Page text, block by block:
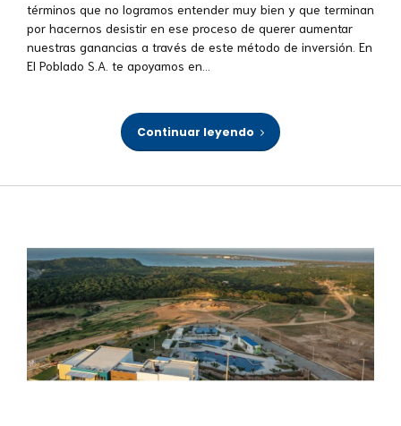
términos que no logramos entender muy bien y que terminan
por hacernos desistir en ese proceso de querer aumentar
nuestras ganancias a través de este método de inversión. En
El Poblado S.A. te apoyamos en...
Continuar leyendo